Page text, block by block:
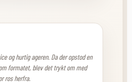
og hurtig ageren. Da der opstod en
formatet, blev det trykt om med
ros herfra.